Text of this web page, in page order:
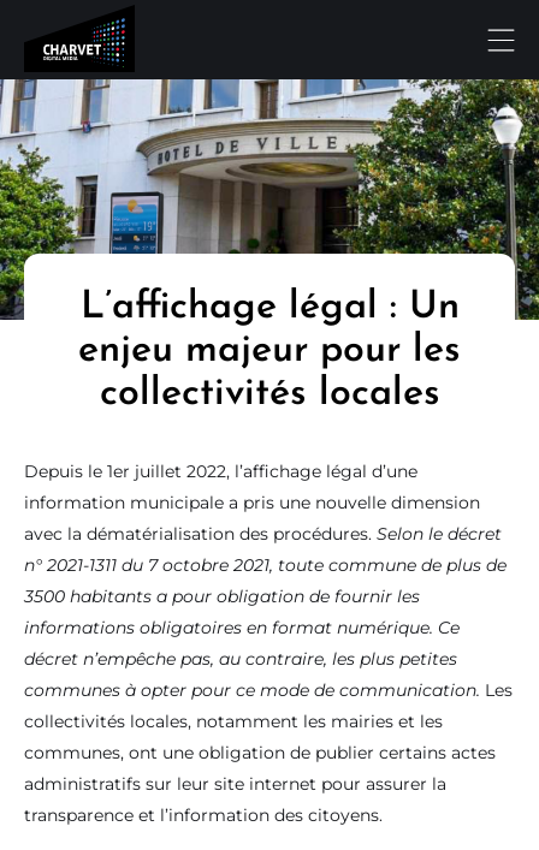
L’affichage légal : Un
enjeu majeur pour les
collectivités locales
Depuis le 1er juillet 2022, l’affichage légal d’une
information municipale a pris une nouvelle dimension
avec la dématérialisation des procédures. Selon le décret
n° 2021-1311 du 7 octobre 2021, toute commune de plus de
3500 habitants a pour obligation de fournir les
informations obligatoires en format numérique. Ce
décret n’empêche pas, au contraire, les plus petites
communes à opter pour ce mode de communication. Les
collectivités locales, notamment les mairies et les
communes, ont une obligation de publier certains actes
administratifs sur leur site internet pour assurer la
transparence et l’information des citoyens.